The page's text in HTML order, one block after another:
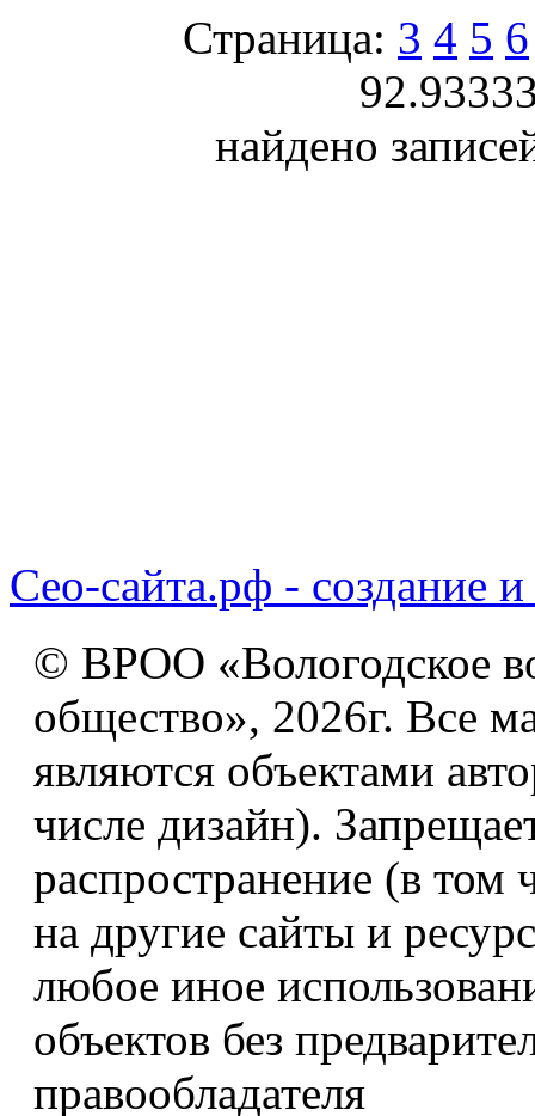
Страница: 3 4 5 6
найдено
Сео-сайта.рф - создание и
© ВРОО «Вологодское
общество», 2026г. Все
являются объектами
числе дизайн).
распространение (в том
на другие сайты и
любое иное
объектов без
правообладателя